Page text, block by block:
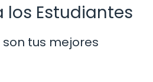
los Estudiantes
tus mejores